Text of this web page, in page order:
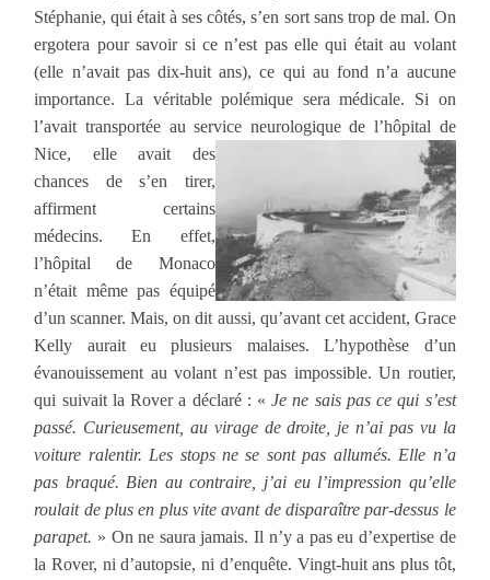
Stéphanie, qui était à ses côtés, s’en sort sans trop de mal. On
ergotera pour savoir si ce n’est pas elle qui était au volant
(elle n’avait pas dix-huit ans), ce qui au fond n’a aucune
importance. La véritable polémique sera médicale. Si on
l’avait transportée au service neurologique de l’hôpital de
Nice, elle avait des
chances de s’en tirer,
affirment certains
médecins. En effet,
l’hôpital de Monaco
n’était même pas équipé
d’un scanner. Mais, on dit aussi, qu’avant cet accident, Grace
Kelly aurait eu plusieurs malaises. L’hypothèse d’un
évanouissement au volant n’est pas impossible. Un routier,
qui suivait la Rover a déclaré : «Je ne sais pas ce qui s’est
passé. Curieusement, au virage de droite, je n’ai pas vu la
voiture ralentir. Les stops ne se sont pas allumés. Elle n’a
pas braqué. Bien au contraire, j’ai eu l’impression qu’elle
roulait de plus en plus vite avant de disparaître par-dessus le
parapet. » On ne saura jamais. Il n’y a pas eu d’expertise de
la Rover, ni d’autopsie, ni d’enquête. Vingt-huit ans plus tôt,